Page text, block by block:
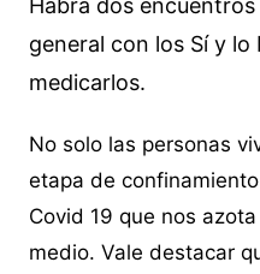
Habrá dos
general con los Sí y lo
medicarlos.
No solo las personas
etapa de
Covid 19 que nos
medio. Vale destacar